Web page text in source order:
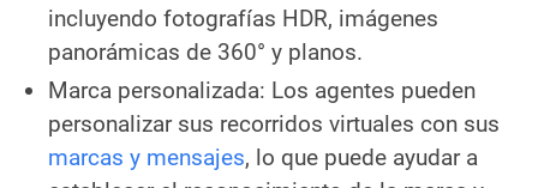
incluyendo fotografías HDR, imágenes
panorámicas de 360° y planos.
Marca personalizada: Los agentes pueden
personalizar sus recorridos virtuales con sus
marcas y mensajes, lo que puede ayudar a